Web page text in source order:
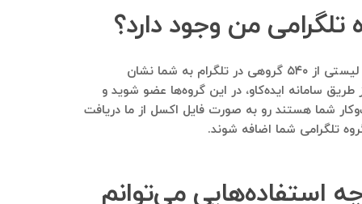
تلگرامی من وجود دارد؟
بله. با ارسال بانک موبایل مشاغلی که دارید در ابتدا گزارشی بسیار ارزشمند و کاملا رایگان برایتان ارسال می‌شود. در این گزارش لیستی از ۵۴۰ گروهی در تلگرام به شما نشان
طریق سامانه ایده‌کاو، در این گروه‌ها عضو شوید و
شما هستند رو به صورت فایل اکسل از ما دریافت
تلگرامی شما اضافه شوند.
استفاده‌هایی می‌توانم